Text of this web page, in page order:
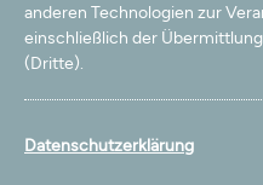
© 2003 - 2026 Teppichversand24
anderen Technologien zur
einschließlich der
(Dritte).
Datenschutzerklärung